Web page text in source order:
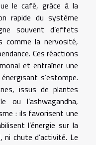
le café, grâce à la
rapide du système
souvent d’effets
comme la nervosité,
Ces réactions
et entraîner une
s’estompe.
issus de plantes
ou l’ashwagandha,
: ils favorisent une
l’énergie sur la
ni chute d’activité. Le